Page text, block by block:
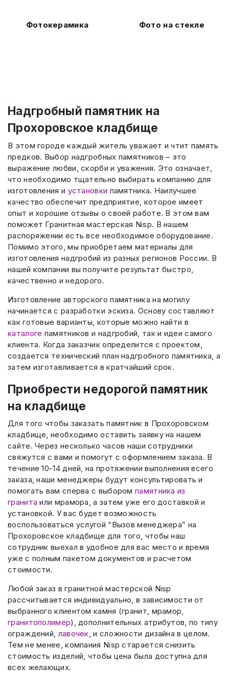
Фотокерамика Фото на стекле
Надгробный памятник на
Прохоровское кладбище
В этом городе каждый житель уважает и чтит память
предков. Выбор надгробных памятников – это
выражение любви, скорби и уважения. Это означает,
что необходимо тщательно выбирать компанию для
изготовления и установки памятника. Наилучшее
качество обеспечит предприятие, которое имеет
опыт и хорошие отзывы о своей работе. В этом вам
поможет Гранитная мастерская Nisp. В нашем
распоряжении есть все необходимое оборудование.
Помимо этого, мы приобретаем материалы для
изготовления надгробий из разных регионов России. В
нашей компании вы получите результат быстро,
качественно и недорого.
Изготовление авторского памятника на могилу
начинается с разработки эскиза. Основу составляют
как готовые варианты, которые можно найти в
каталоге памятников и надгробий, так и идеи самого
клиента. Когда заказчик определится с проектом,
создается технический план надгробного памятника, а
затем изготавливается в кратчайший срок.
Приобрести недорогой памятник
на кладбище
Для того чтобы заказать памятник в Прохоровском
кладбище, необходимо оставить заявку на нашем
сайте. Через несколько часов наши сотрудники
свяжутся с вами и помогут с оформлением заказа. В
течение 10-14 дней, на протяжении выполнения всего
заказа, наши менеджеры будут консультировать и
помогать вам сперва с выборомпамятника из
гранита или мрамора, а затем уже его доставкой и
установкой. У вас будет возможность
воспользоваться услугой “Вызов менеджера” на
Прохоровское кладбище для того, чтобы наш
сотрудник выехал в удобное для вас место и время
уже с полным пакетом документов и расчетом
стоимости.
Любой заказ в гранитной мастерской Nisp
рассчитывается индивидуально, в зависимости от
выбранного клиентом камня (гранит, мрамор,
гранитополимер), дополнительных атрибутов, по типу
ограждений, лавочек, и сложности дизайна в целом.
Тем не менее, компания Nisp старается снизить
стоимость изделий, чтобы цена была доступна для
всех желающих.